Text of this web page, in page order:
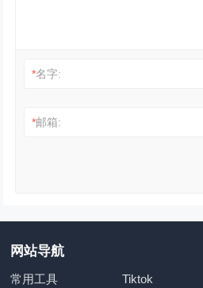
*名字:
*邮箱:
网站导航
常用工具 Tiktok